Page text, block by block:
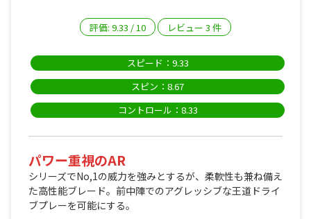
評価: 9.33 /10 レビュー 3 件
スピード：9.33
スピン：8.67
コントロール：8.33
パワー重視のAR
シリーズでNo,1の威力を強みとするが、柔軟性も兼ね備え
た高性能ブレード。前中陣でのアグレッシブな王道ドライ
ブプレーを可能にする。